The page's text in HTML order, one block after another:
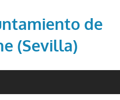
de
(Sevilla)